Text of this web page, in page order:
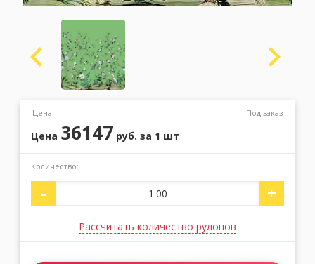
Цена Под заказ
Цена 36147 руб. за 1 шт
Количество:
- +
Рассчитать количество рулонов